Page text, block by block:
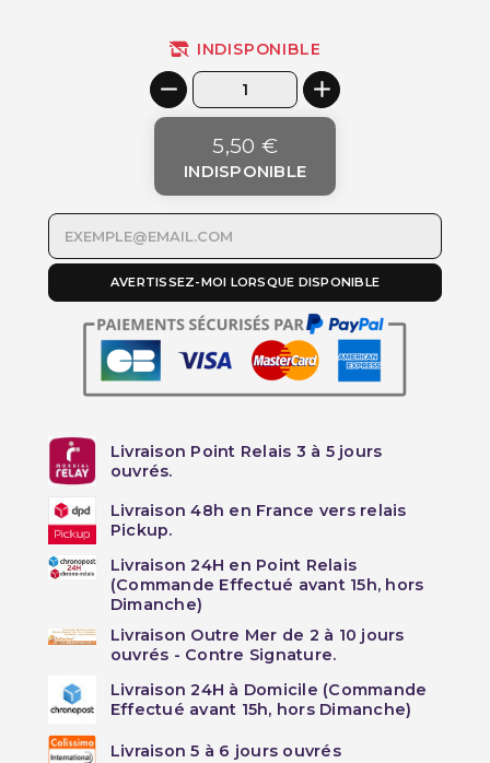
INDISPONIBLE
5,50 €
INDISPONIBLE
AVERTISSEZ-MOI LORSQUE DISPONIBLE
Livraison Point Relais 3 à 5 jours
ouvrés.
Livraison 48h en France vers relais
Pickup.
Livraison 24H en Point Relais
(Commande Effectué avant 15h, hors
Dimanche)
Livraison Outre Mer de 2 à 10 jours
ouvrés - Contre Signature.
Livraison 24H à Domicile (Commande
Effectué avant 15h, hors Dimanche)
Livraison 5 à 6 jours ouvrés